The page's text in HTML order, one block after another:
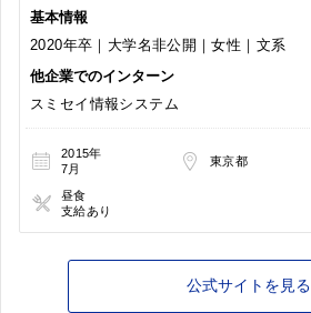
基本情報
2020年卒｜大学名非公開｜女性｜文系
他企業でのインターン
スミセイ情報システム
2015年
7月
東京都
昼食
支給あり
公式サイトを見る